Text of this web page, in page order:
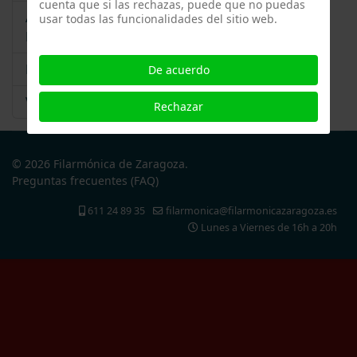
ARS COMBINATORIA & ELSA FERRER -
Reportaje
Reportaje ARS COMBINATORIA
Vídeo ARS COMBINATORIA
© 2026 Filarmónica de Zaragoza.
Preguntas frecuentes (FAQ)
611 24 89 35
filarmonica@filarmonicazaragoza.es
Lunes a Viernes de 16h a 20h
cuenta que si las rechazas, puede que no puedas
usar todas las funcionalidades del sitio web.
De acuerdo
Rechazar